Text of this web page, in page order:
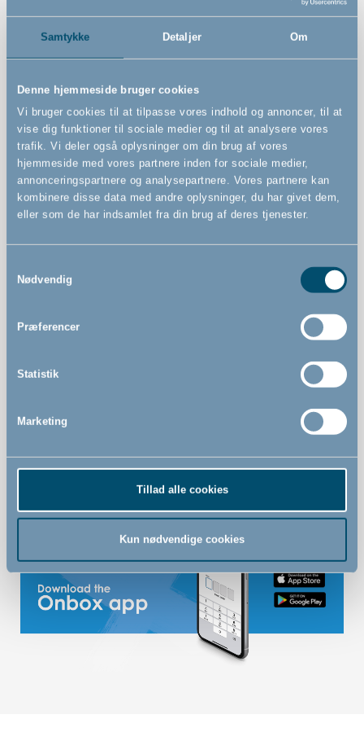
Samtykke Detaljer Om
Denne hjemmeside bruger cookies
Vi bruger cookies til at tilpasse vores indhold og annoncer, til at
vise dig funktioner til sociale medier og til at analysere vores
trafik. Vi deler også oplysninger om din brug af vores
hjemmeside med vores partnere inden for sociale medier,
annonceringspartnere og analysepartnere. Vores partnere kan
kombinere disse data med andre oplysninger, du har givet dem,
eller som de har indsamlet fra din brug af deres tjenester.
Nødvendig
Præferencer
Statistik
Marketing
Tillad alle cookies
Kun nødvendige cookies
# 500852
Advarsler
Features
Afskærm hunden fra børn eller områder i hjemmet
højere end gitret, så væggen skal være min. 109 cm
høj)